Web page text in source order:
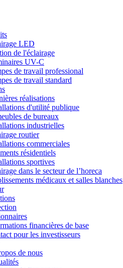
LED
de l'éclairage
UV-C
de travail professional
de travail standard
réalisations
d'utilité publique
de bureaux
industrielles
routier
commerciales
résidentiels
sportives
dans le secteur de l’horeca
médicaux et salles blanches
financières de base
pour les investisseurs
de nous